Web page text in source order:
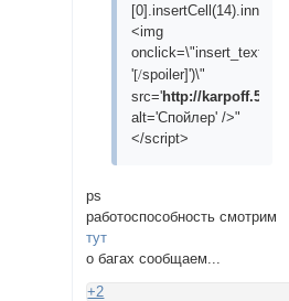
<img
onclick=\"insert_text('
'[/spoiler]')\"
src='http://
alt='Спойлер' />"
</script>
ps
работоспособность смотрим
тут
о багах сообщаем...
+2